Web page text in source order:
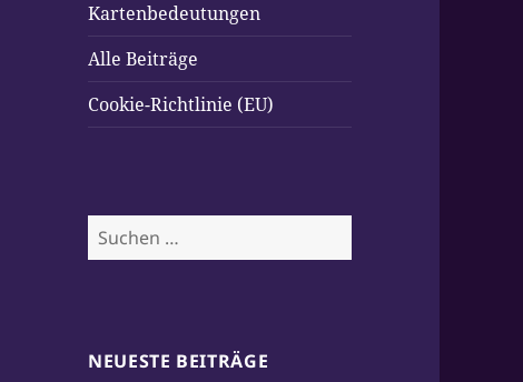
Kartenbedeutungen
Alle Beiträge
Cookie-Richtlinie (EU)
Suchen
nach:
NEUESTE BEITRÄGE